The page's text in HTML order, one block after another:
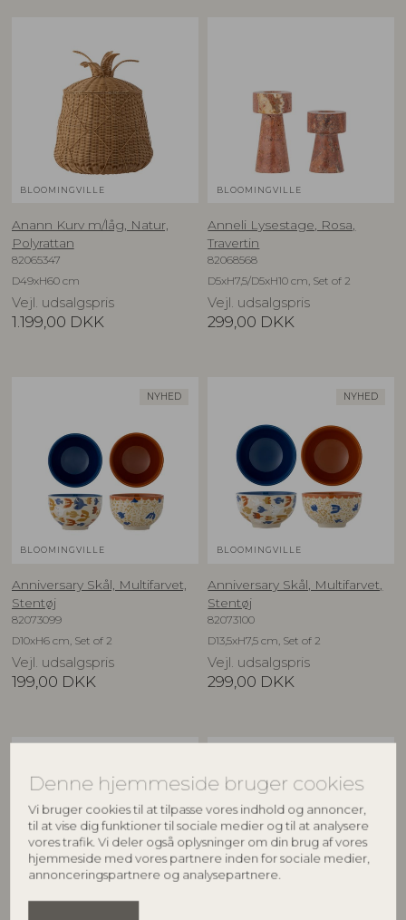
Denne hjemmeside bruger cookies
Vi bruger cookies til at tilpasse vores indhold og annoncer,
til at vise dig funktioner til sociale medier og til at analysere
vores trafik. Vi deler også oplysninger om din brug af vores
hjemmeside med vores partnere inden for sociale medier,
annonceringspartnere og analysepartnere.
BLOOMINGVILLE
Anann Kurv m/låg, Natur,
Polyrattan
82065347
D49xH60 cm
Vejl. udsalgspris
1.199,00 DKK
BLOOMINGVILLE
Anneli Lysestage, Rosa,
Travertin
82068568
D5xH7,5/D5xH10 cm, Set of 2
Vejl. udsalgspris
299,00 DKK
NYHED
BLOOMINGVILLE
Anniversary Skål, Multifarvet,
Stentøj
82073099
D10xH6 cm, Set of 2
Vejl. udsalgspris
199,00 DKK
NYHED
BLOOMINGVILLE
Anniversary Skål, Multifarvet,
Stentøj
82073100
D13,5xH7,5 cm, Set of 2
Vejl. udsalgspris
299,00 DKK